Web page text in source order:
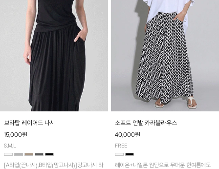
브라탑 레이어드 나시
15,000원
S,M,L
[A타입(끈나시),B타입(망고나시)]망고나시 타
소프트 언발 카라블라우스
40,000원
FREE
레이온+나일론 원단으로 무더운 한여름에도